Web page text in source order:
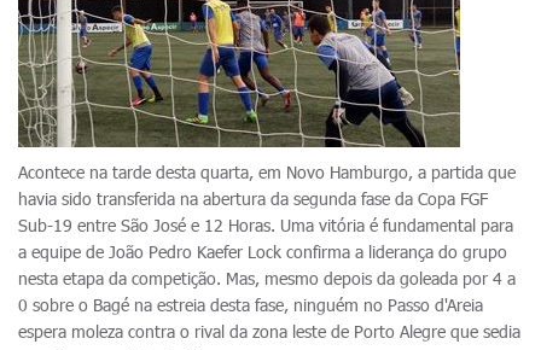
Acontece na tarde desta quarta, em Novo Hamburgo, a partida que
havia sido transferida na abertura da segunda fase da Copa FGF
Sub-19 entre São José e 12 Horas. Uma vitória é fundamental para
a equipe de João Pedro Kaefer Lock confirma a liderança do grupo
nesta etapa da competição. Mas, mesmo depois da goleada por 4 a
0 sobre o Bagé na estreia desta fase, ninguém no Passo d'Areia
espera moleza contra o rival da zona leste de Porto Alegre que sedia